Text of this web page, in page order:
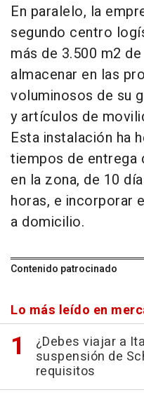
En paralelo, la
segundo centro
más de 3.500 m2
almacenar en las
voluminosos de su
y artículos de
Esta instalación ha
tiempos de
en la zona, de 10
horas, e incorporar
a domicilio.
Contenido patrocinado
Lo más leído en
¿Debes viajar a
suspensión de
requisitos